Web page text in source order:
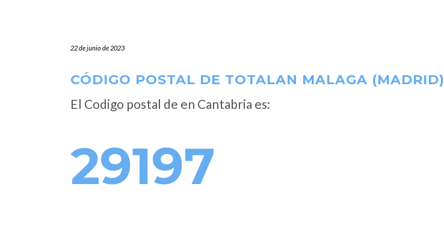
22 de junio de 2023
CÓDIGO POSTAL DE TOTALAN MALAGA (MADRID)
El Codigo postal de en Cantabria es:
29197